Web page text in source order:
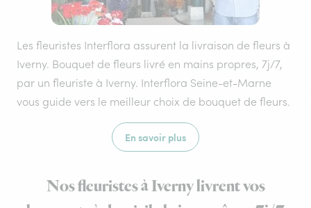
Les fleuristes Interflora assurent la livraison de fleurs à
Iverny. Bouquet de fleurs livré en mains propres, 7j/7,
par un fleuriste à Iverny. Interflora Seine-et-Marne
vous guide vers le meilleur choix de bouquet de fleurs.
En savoir plus
Nos fleuristes à Iverny livrent vos